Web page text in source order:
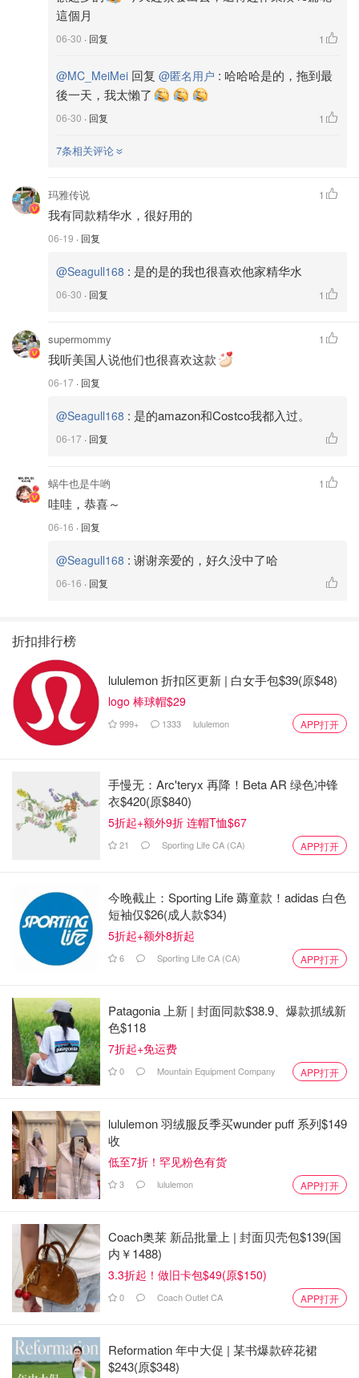
這個月
06-30 · 回复 1
@MC_MeiMei 回复 @匿名用户 : 哈哈哈是的，拖到最
後一天，我太懶了
06-30 · 回复 1
7条相关评论
玛雅传说
我有同款精华水，很好用的
06-19 · 回复
1
@Seagull168 : 是的是的我也很喜欢他家精华水
06-30 · 回复 1
supermommy
我听美国人说他们也很喜欢这款
06-17 · 回复
1
@Seagull168 : 是的amazon和Costco我都入过。
06-17 · 回复
蜗牛也是牛哟
哇哇，恭喜～
06-16 · 回复
1
@Seagull168 : 谢谢亲爱的，好久没中了哈
06-16 · 回复
折扣排行榜
lululemon 折扣区更新 | 白女手包$39(原$48)
logo 棒球帽$29
999+ 1333 lululemon APP打开
手慢无：Arc'teryx 再降！Beta AR 绿色冲锋
衣$420(原$840)
5折起+额外9折 连帽T恤$67
21 Sporting Life CA (CA) APP打开
今晚截止：Sporting Life 薅童款！adidas 白色
短袖仅$26(成人款$34)
5折起+额外8折起
6 Sporting Life CA (CA) APP打开
Patagonia 上新 | 封面同款$38.9、爆款抓绒新
色$118
7折起+免运费
0 Mountain Equipment Company APP打开
lululemon 羽绒服反季买wunder puff 系列$149
收
低至7折！罕见粉色有货
3 lululemon APP打开
Coach奥莱 新品批量上 | 封面贝壳包$139(国
内￥1488)
3.3折起！做旧卡包$49(原$150)
0 Coach Outlet CA APP打开
Reformation 年中大促 | 某书爆款碎花裙
$243(原$348)